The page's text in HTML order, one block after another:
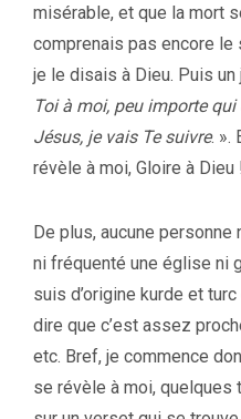
misérable, et que la mort
comprenais pas encore le
je le disais à Dieu. Puis un
Toi à moi, peu importe
Jésus, je vais Te suivre. ».
révèle à moi, Gloire à Dieu
De plus, aucune personne
ni fréquenté une église ni
suis d’origine kurde et
dire que c’est assez
etc. Bref, je commence
se révèle à moi,